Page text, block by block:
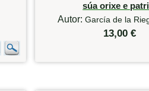
súa orixe e
Autor:García de la
13,00 €